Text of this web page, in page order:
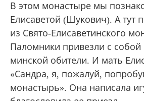
В этом монастыре мы
Елисаветой (Шукович). А тут
из Свято-Елисаветинского
Паломники привезли с
минской обители. И мать
«Сандра, я, пожалуй,
монастырь». Она написала